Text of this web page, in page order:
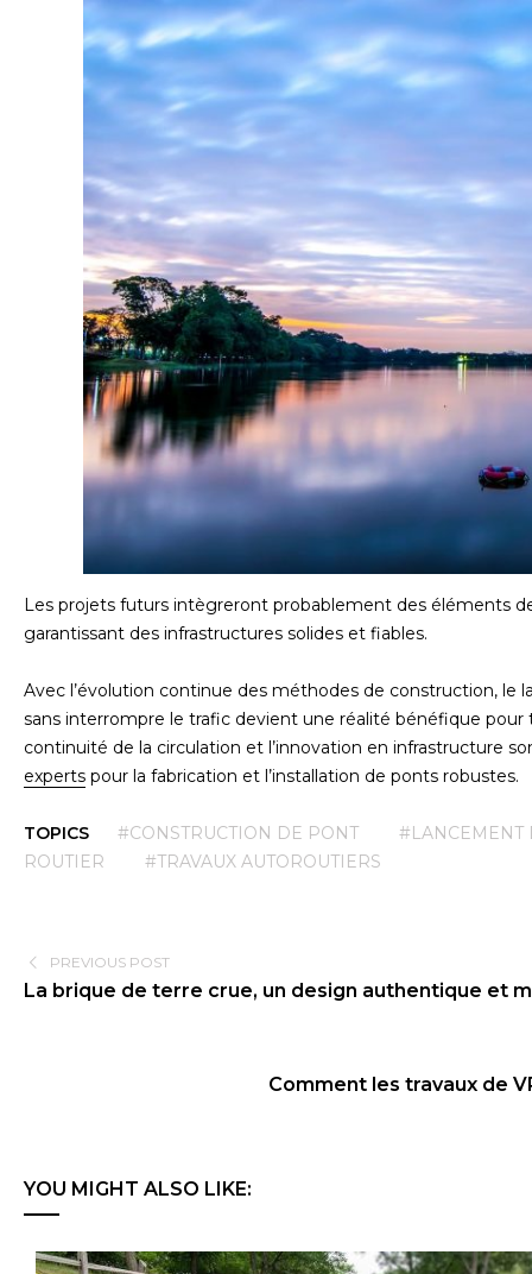
Les projets futurs intègreront probablement des éléments
garantissant des infrastructures solides et fiables.
Avec l’évolution continue des méthodes de construction, le
sans interrompre le trafic devient une réalité bénéfique
continuité de la circulation et l’innovation en infrastructure
experts pour la fabrication et l’installation de ponts robustes.
TOPICS #CONSTRUCTION DE PONT
#LANCEMENT
ROUTIER
#TRAVAUX AUTOROUTIERS
PREVIOUS POST
La brique de terre crue, un design authentique et
Comment les travaux de
YOU MIGHT ALSO LIKE: